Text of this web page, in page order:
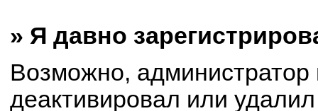
» Я давно
Возможно, администратор
деактивировал или